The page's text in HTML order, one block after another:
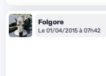
Folgore
Le 01/04/2015 à 07h42